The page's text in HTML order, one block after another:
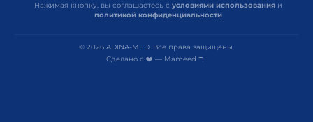
Нажимая кнопку, вы соглашаетесь с условиями использования и
политикой конфиденциальности
© 2026 ADINA-MED. Все права защищены.
Сделано с ❤️ — Mameed